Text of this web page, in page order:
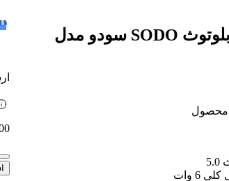
هدفون بلوتوث SODO سودو مدل
محصول
6 وات